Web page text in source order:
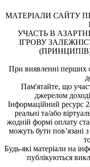
МАТЕРІАЛИ САЙТУ
УЧАСТЬ В
ІГРОВУ
При виявленні перших
Пам'ятайте, що
джерелом
Інформаційний ресурс
реальні та/або
жодній формі оплату
можуть бути пов’язані
Будь-які матеріали на
публікуються